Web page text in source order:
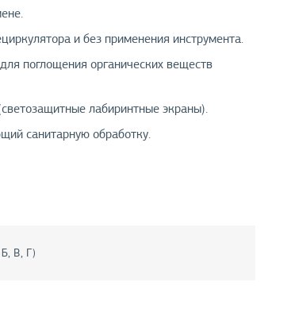
и без применения инструмента.
поглощения органических веществ
лабиринтные экраны).
санитарную обработку.
Б, В, Г)